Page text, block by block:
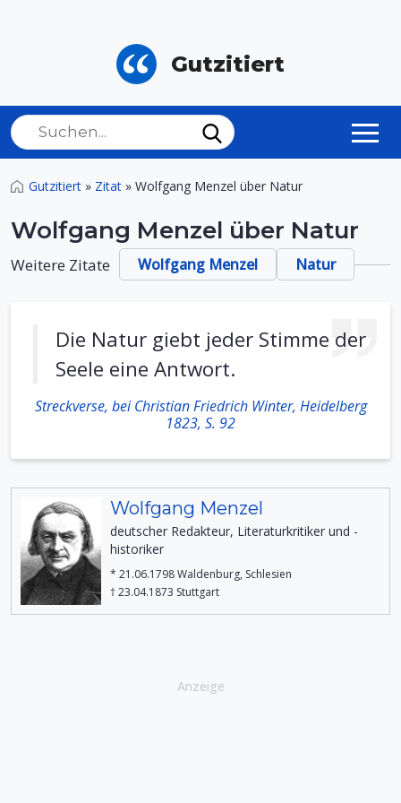
Gutzitiert
Gutzitiert » Zitat » Wolfgang Menzel über Natur
Wolfgang Menzel über Natur
Weitere Zitate Wolfgang Menzel Natur
Die Natur giebt jeder Stimme der
Seele eine Antwort.
Streckverse, bei Christian Friedrich Winter, Heidelberg
1823, S. 92
Wolfgang Menzel
deutscher Redakteur, Literaturkritiker und -
historiker
* 21.06.1798 Waldenburg, Schlesien
† 23.04.1873 Stuttgart
Anzeige